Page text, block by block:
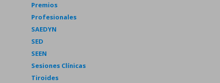
Premios
Profesionales
SAEDYN
SED
SEEN
Sesiones Clínicas
Tiroides